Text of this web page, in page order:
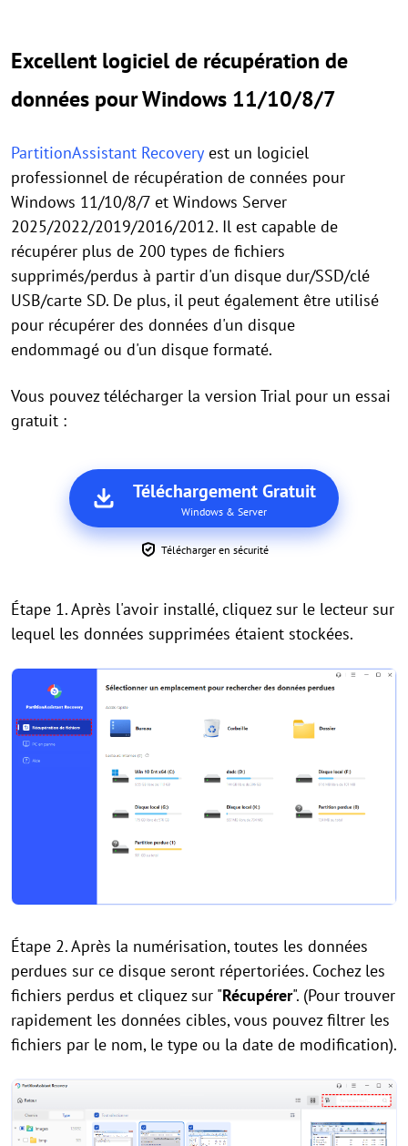
Excellent logiciel de récupération de
données pour Windows 11/10/8/7
PartitionAssistant Recovery est un logiciel
professionnel de récupération de connées pour
Windows 11/10/8/7 et Windows Server
2025/2022/2019/2016/2012. Il est capable de
récupérer plus de 200 types de fichiers
supprimés/perdus à partir d'un disque dur/SSD/clé
USB/carte SD. De plus, il peut également être utilisé
pour récupérer des données d'un disque
endommagé ou d'un disque formaté.
Vous pouvez télécharger la version Trial pour un essai
gratuit :
Téléchargement Gratuit
Windows & Server
Télécharger en sécurité
Étape 1. Après l'avoir installé, cliquez sur le lecteur sur
lequel les données supprimées étaient stockées.
Étape 2. Après la numérisation, toutes les données
perdues sur ce disque seront répertoriées. Cochez les
fichiers perdus et cliquez sur "Récupérer". (Pour trouver
rapidement les données cibles, vous pouvez filtrer les
fichiers par le nom, le type ou la date de modification).